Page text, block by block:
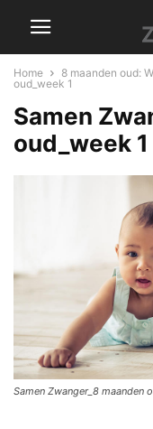
Home 8 maanden oud:
oud_week 1
Samen
oud_week 1
Samen Zwanger_8 maanden